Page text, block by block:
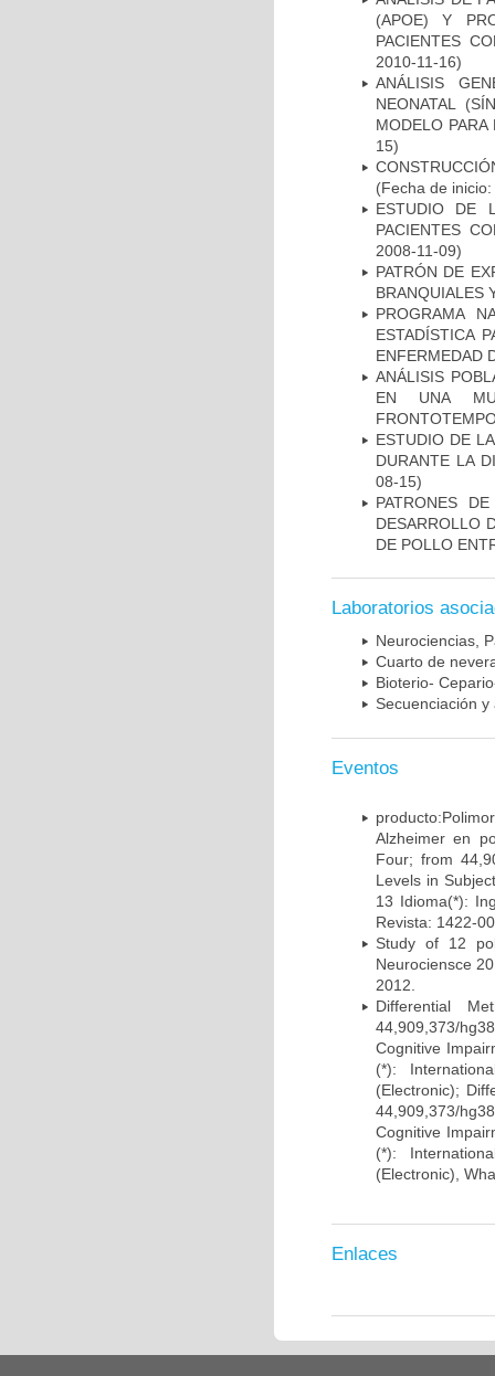
(APOE) Y
PACIENTES
2010-11-16)
ANÁLISIS
NEONATAL
MODELO
15)
(Fecha de
ESTUDIO DE
PACIENTES
2008-11-09)
PATRÓN DE
BRANQUIALES
PROGRAMA
ESTADÍSTICA
ENFERMEDAD
ANÁLISIS
EN UNA
ESTUDIO DE
DURANTE LA
08-15)
PATRONES
DESARROLLO
DE POLLO
Laboratorios
Neurociencias,
Cuarto de
Bioterio-
Secuenciación
Eventos
Alzheimer en
Four; from
Levels in
13 Idioma(*):
Revista: 1422-
Study of 12
Neurociensce
2012.
Differential
44,909,373/
Cognitive
(*):
(Electronic);
44,909,373/
Cognitive
(*):
(Electronic),
Enlaces